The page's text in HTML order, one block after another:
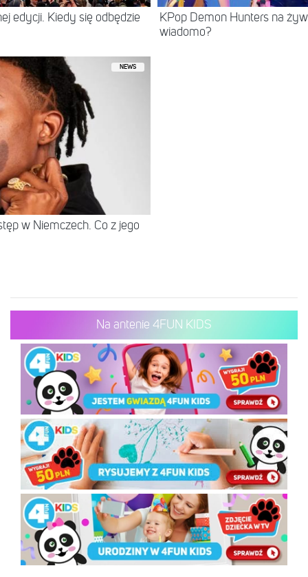
edycji. Kiedy się odbędzie
KPop Demon Hunters na
wiadomo?
NEWS
w Niemczech. Co z jego
Na antenie 4FUN KIDS